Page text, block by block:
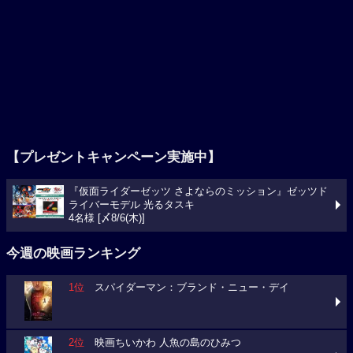
【プレゼントキャンペーン実施中】
『仮面ライダーゼッツ さよならのミッション』ゼッツド
ライバーモデル 光るタスキ
4名様 [〆8/6(木)]
今週の映画ランキング
1位 スパイダーマン：ブランド・ニュー・デイ
2位 映画ちいかわ 人魚の島のひみつ